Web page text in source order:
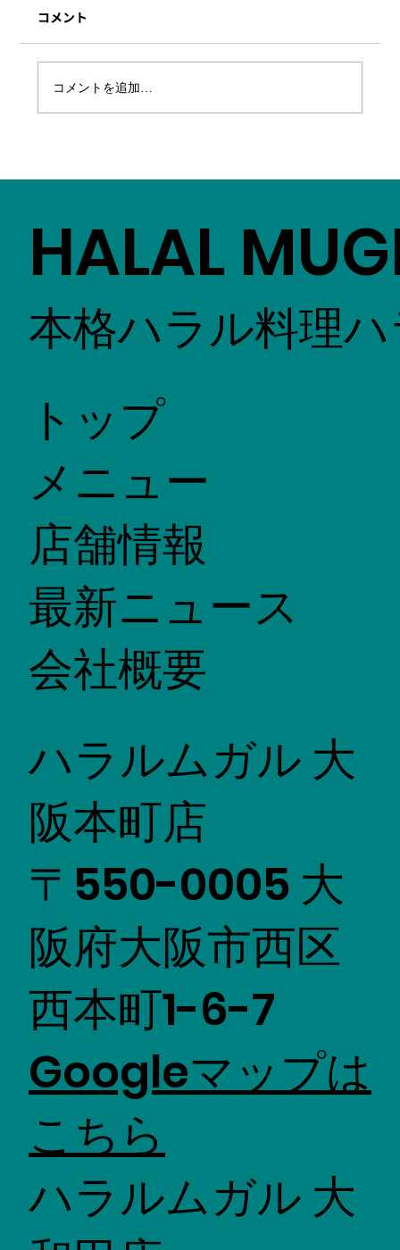
しました。
コメント
コメントを追加…
HALAL
本格ハラル料理
トップ
メニュー
店舗情報
最新ニュース
会社概要
ハラルムガル 大
阪本町店
〒550-0005 大
阪府大阪市西区
西本町1-6-7
Googleマップは
こちら
ハラルムガル 大